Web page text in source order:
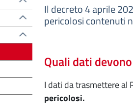
Il decreto 4 aprile
pericolosi contenuti
Quali dati
I dati da trasmettere al
pericolosi.